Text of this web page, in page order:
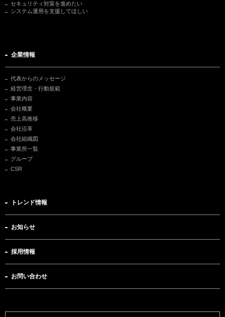
セキュリティ対策を進めたい
システム運用を支援してほしい
企業情報
代表からのメッセージ
経営理念・行動規範
事業内容
会社概要
売上高推移
会社沿革
会社組織図
事業所一覧
グループ
CSR
トレンド情報
お知らせ
採用情報
お問い合わせ